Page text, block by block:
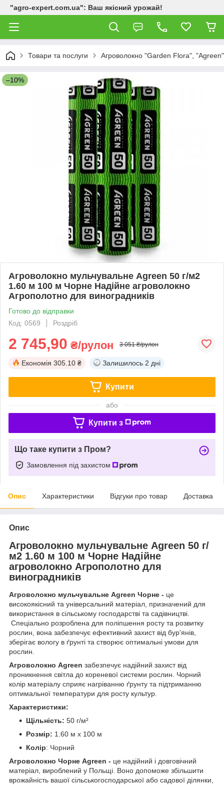
"agro-expert.com.ua": Ваш якісний урожай!
Товари та послуги Агроволокно "Garden Flora", "Agreen"
–10%
Агроволокно мульчувальне Agreen 50 г/м2
1.60 м 100 м Чорне Надійне агроволокно
Агрополотно для виноградників
Готово до відправки
Код: 0569
Роздріб
2 745,90 ₴/рулон 3 051 ₴/рулон
Економія 305.10 ₴ Залишилось 2 дні
Купити
або
Купити з
Що таке купити з Пром?
Замовлення під захистом
Опис Характеристики Відгуки про товар Доставка
Опис
Агроволокно мульчувальне Agreen 50 г/
м2 1.60 м 100 м Чорне Надійне
агроволокно Агрополотно для
виноградників
Агроволокно мульчувальне Agreen Чорне - це
високоякісний та універсальний матеріал, призначений для
використання в сільському господарстві та садівництві.
Спеціально розроблена для поліпшення росту та розвитку
рослин, вона забезпечує ефективний захист від бур'янів,
зберігає вологу в ґрунті та створює оптимальні умови для
рослин.
Агроволокно Agreen забезпечує надійний захист від
проникнення світла до кореневої системи рослин. Чорний
колір матеріалу сприяє нагріванню ґрунту та підтриманню
оптимальної температури для росту культур.
Характеристики:
Щільність: 50 г/м²
Розмір: 1.60 м х 100 м
Колір: Чорний
Агроволокно Чорне Agreen - це надійний і довговічний
матеріал, вироблений у Польщі. Воно допоможе збільшити
врожайність вашої сільськогосподарської або садової ділянки,